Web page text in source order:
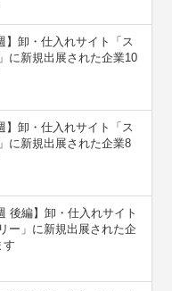
】卸・仕入れサイト「ス
に新規出展された企業10
】卸・仕入れサイト「ス
に新規出展された企業8
後編】卸・仕入れサイト
ー」に新規出展された企
す